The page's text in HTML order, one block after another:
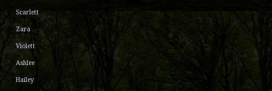
Scarlett
Zara
Violett
Ashlee
Hailey